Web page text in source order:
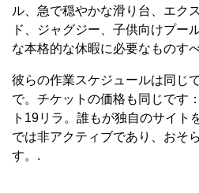
ル、急で穏やかな滑り台、エク
ド、ジャグジー、子供向けプー
な本格的な休暇に必要なものす
彼らの作業スケジュールは同じ
で。チケットの価格も同じです
ト19リラ。誰もが独自のサイト
では非アクティブであり、おそ
す。.